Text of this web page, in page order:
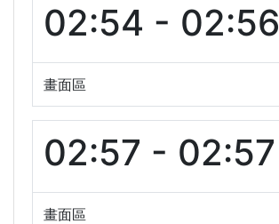
02:54 - 02:56
畫面區
02:57 - 02:57
畫面區